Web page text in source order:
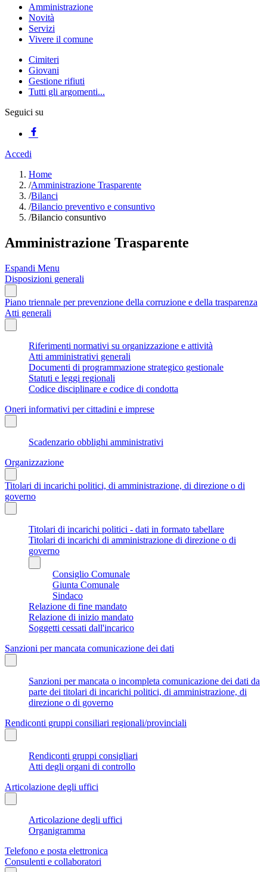
Amministrazione
Novità
Servizi
Vivere il comune
Cimiteri
Giovani
Gestione rifiuti
Tutti gli argomenti...
Seguici su
Accedi
Home
/Amministrazione Trasparente
/Bilanci
/Bilancio preventivo e consuntivo
/Bilancio consuntivo
Amministrazione Trasparente
Espandi Menu
Disposizioni generali
Piano triennale per prevenzione della corruzione e della trasparenza
Atti generali
Riferimenti normativi su organizzazione e attività
Atti amministrativi generali
Documenti di programmazione strategico gestionale
Statuti e leggi regionali
Codice disciplinare e codice di condotta
Oneri informativi per cittadini e imprese
Scadenzario obblighi amministrativi
Organizzazione
Titolari di incarichi politici, di amministrazione, di direzione o di
governo
Titolari di incarichi politici - dati in formato tabellare
Titolari di incarichi di amministrazione di direzione o di
governo
Consiglio Comunale
Giunta Comunale
Sindaco
Relazione di fine mandato
Relazione di inizio mandato
Soggetti cessati dall'incarico
Sanzioni per mancata comunicazione dei dati
Sanzioni per mancata o incompleta comunicazione dei dati da
parte dei titolari di incarichi politici, di amministrazione, di
direzione o di governo
Rendiconti gruppi consiliari regionali/provinciali
Rendiconti gruppi consigliari
Atti degli organi di controllo
Articolazione degli uffici
Articolazione degli uffici
Organigramma
Telefono e posta elettronica
Consulenti e collaboratori